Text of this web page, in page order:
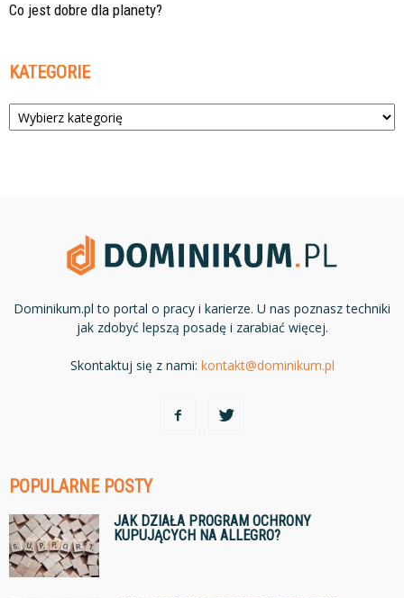
Co jest dobre dla planety?
KATEGORIE
Kategorie
Dominikum.pl to portal o pracy i karierze. U nas poznasz techniki
jak zdobyć lepszą posadę i zarabiać więcej.
Skontaktuj się z nami: kontakt@dominikum.pl
POPULARNE POSTY
JAK DZIAŁA PROGRAM OCHRONY
KUPUJĄCYCH NA ALLEGRO?